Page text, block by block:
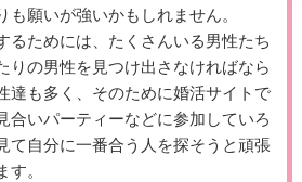
も願いが強いかもしれません。
るためには、たくさんいる男性たち
りの男性を見つけ出さなければなら
達も多く、そのために婚活サイトで
合いパーティーなどに参加していろ
て自分に一番合う人を探そうと頑張
す。